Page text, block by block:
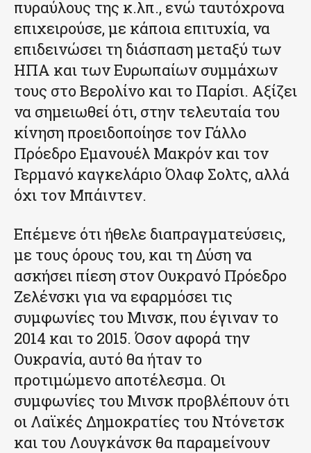
πυραύλους της κ.λπ., ενώ ταυτόχρονα
επιχειρούσε, με κάποια επιτυχία, να
επιδεινώσει τη διάσπαση μεταξύ των
ΗΠΑ και των Ευρωπαίων συμμάχων
τους στο Βερολίνο και το Παρίσι. Αξίζει
να σημειωθεί ότι, στην τελευταία του
κίνηση προειδοποίησε τον Γάλλο
Πρόεδρο Εμανουέλ Μακρόν και τον
Γερμανό καγκελάριο Όλαφ Σολτς, αλλά
όχι τον Μπάιντεν.
Επέμενε ότι ήθελε διαπραγματεύσεις,
με τους όρους του, και τη Δύση να
ασκήσει πίεση στον Ουκρανό Πρόεδρο
Ζελένσκι για να εφαρμόσει τις
συμφωνίες του Μινσκ, που έγιναν το
2014 και το 2015. Όσον αφορά την
Ουκρανία, αυτό θα ήταν το
προτιμώμενο αποτέλεσμα. Οι
συμφωνίες του Μινσκ προβλέπουν ότι
οι Λαϊκές Δημοκρατίες του Ντόνετσκ
και του Λουγκάνσκ θα παραμείνουν